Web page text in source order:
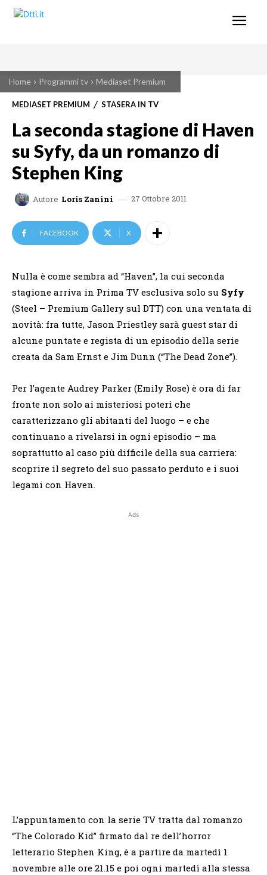
Home Programmi tv Mediaset Premium
MEDIASET PREMIUM STASERA IN TV
La seconda stagione di Haven
su Syfy, da un romanzo di
Stephen King
Autore Loris Zanini 27 Ottobre 2011
FACEBOOK X
Nulla è come sembra ad “Haven”, la cui seconda
stagione arriva in Prima TV esclusiva solo su Syfy
(Steel – Premium Gallery sul DTT) con una ventata di
novità: fra tutte, Jason Priestley sarà guest star di
alcune puntate e regista di un episodio della serie
creata da Sam Ernst e Jim Dunn (“The Dead Zone”).
Per l’agente Audrey Parker (Emily Rose) è ora di far
fronte non solo ai misteriosi poteri che
caratterizzano gli abitanti del luogo – e che
continuano a rivelarsi in ogni episodio – ma
soprattutto al caso più difficile della sua carriera:
scoprire il segreto del suo passato perduto e i suoi
legami con Haven.
Ads
L’appuntamento con la serie TV tratta dal romanzo
“The Colorado Kid” firmato dal re dell’horror
letterario Stephen King, è a partire da martedì 1
novembre alle ore 21.15 e poi ogni martedì alla stessa